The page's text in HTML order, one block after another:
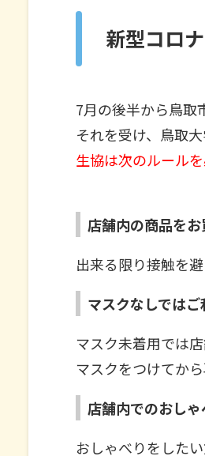
新型コロ
7月の後半から鳥取
それを受け、鳥取
生協は次のルール
店舗内の商品をお
出来る限り接触を
マスクなしではご
マスク未着用では
マスクをつけてか
店舗内でのおしゃ
おしゃべりをした